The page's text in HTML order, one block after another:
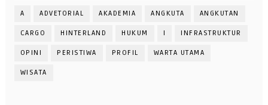
A ADVETORIAL AKADEMIA ANGKUTA ANGKUTAN
CARGO HINTERLAND HUKUM I INFRASTRUKTUR
OPINI PERISTIWA PROFIL WARTA UTAMA
WISATA